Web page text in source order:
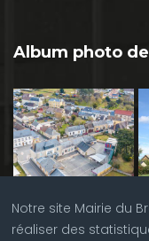
Notre site Mairie du
réaliser des
Album photo